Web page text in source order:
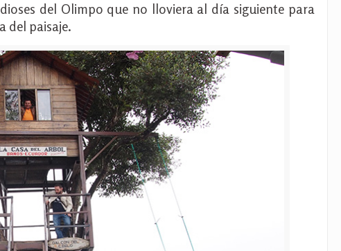
del Olimpo que no lloviera al día siguiente para
del paisaje.